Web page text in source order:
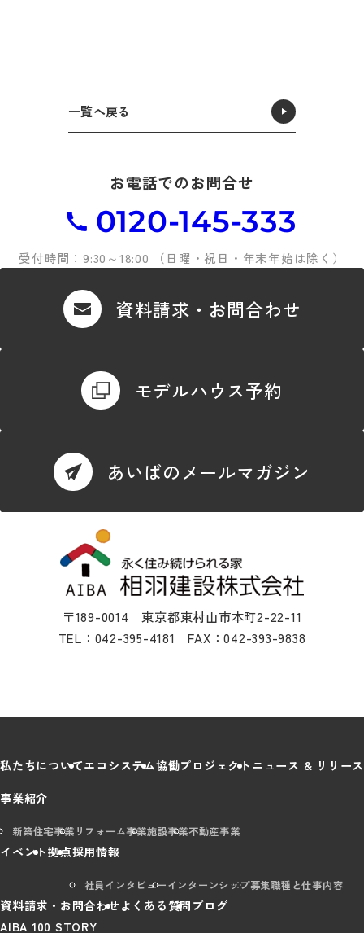
一覧へ戻る
お電話でのお問合せ
0120-145-333
受付時間：9:30～18:00 （日曜・祝日・年末年始は除く）
資料請求・お問合わせ
モデルハウス予約
あいばのメールマガジン
〒189-0014 東京都東村山市本町2-22-11
TEL：042-395-4181 FAX：042-393-9838
私たちについてエコシステム協働プロジェクト ニュース & リリース
事業紹介
新築住宅事業 リフォーム事業施設事業不動産事業
イベント拠点採用情報
社員インタビューインターンシップ募集職種と仕事内容
資料請求・お問合わせ よくある質問 ブログ
AIBA 100 STORY